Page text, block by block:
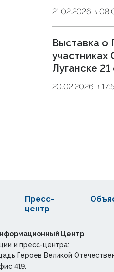
21.02.2026 в
Выставка о
участниках
Луганске
20.02.2026 в
Пресс-
центр
Центр
и пресс-центра:
Героев Великой
419.